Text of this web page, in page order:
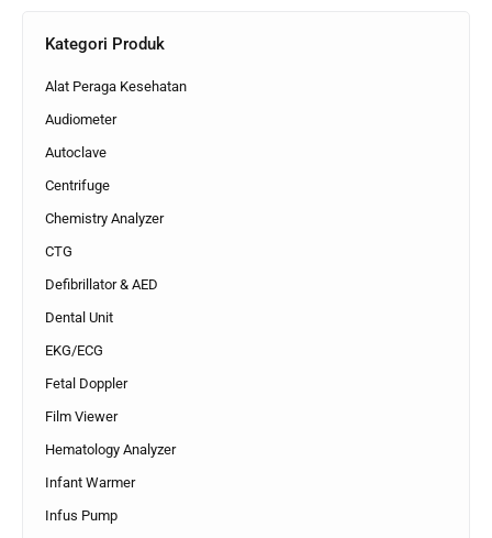
Kategori Produk
Alat Peraga Kesehatan
Audiometer
Autoclave
Centrifuge
Chemistry Analyzer
CTG
Defibrillator & AED
Dental Unit
EKG/ECG
Fetal Doppler
Film Viewer
Hematology Analyzer
Infant Warmer
Infus Pump